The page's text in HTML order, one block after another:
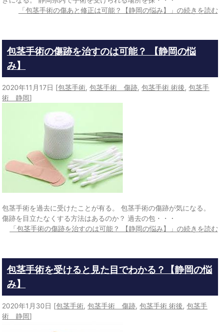
「包茎手術の傷あと修正は可能？【静岡の悩み】」の続きを読む
包茎手術の傷跡を治すのは可能？ 【静岡の悩
み】
2020年11月17日 [包茎手術,包茎手術 傷跡,包茎手術 術後,包茎手
術 静岡]
包茎手術を過去に受けたことが有る。 包茎手術の傷跡が気になる。
傷跡を目立たなくする方法はあるのか？ 過去の包・・・
「包茎手術の傷跡を治すのは可能？ 【静岡の悩み】」の続きを読む
包茎手術を受けると見た目でわかる？【静岡の悩
み】
2020年1月30日 [包茎手術,包茎手術 傷跡,包茎手術 術後,包茎手
術 静岡]